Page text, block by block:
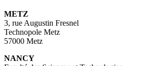
METZ
3, rue Augustin Fresnel
Technopole Metz
57000 Metz
NANCY